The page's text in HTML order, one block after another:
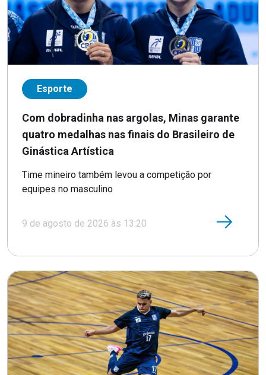
Esporte
Com dobradinha nas argolas, Minas garante
quatro medalhas nas finais do Brasileiro de
Ginástica Artística
Time mineiro também levou a competição por
equipes no masculino
9 de agosto de 2026 às 13:20